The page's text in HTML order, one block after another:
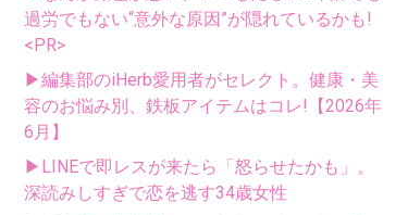
過労でもない“意外な原因”が隠れているかも!
<PR>
▶編集部のiHerb愛用者がセレクト。健康・美
容のお悩み別、鉄板アイテムはコレ!【2026年
6月】
▶LINEで即レスが来たら「怒らせたかも」。
深読みしすぎで恋を逃す34歳女性